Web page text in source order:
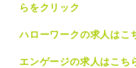
らをクリック
ハローワークの求人はこ
エンゲージの求人はこち